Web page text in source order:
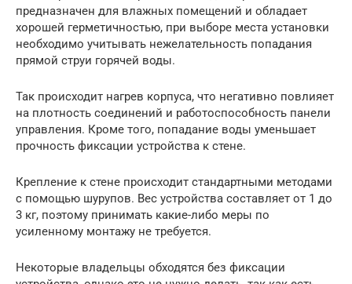
предназначен для влажных помещений и обладает
хорошей герметичностью, при выборе места установки
необходимо учитывать нежелательность попадания
прямой струи горячей воды.
Так происходит нагрев корпуса, что негативно повлияет
на плотность соединений и работоспособность панели
управления. Кроме того, попадание воды уменьшает
прочность фиксации устройства к стене.
Крепление к стене происходит стандартными методами
с помощью шурупов. Вес устройства составляет от 1 до
3 кг, поэтому принимать какие-либо меры по
усиленному монтажу не требуется.
Некоторые владельцы обходятся без фиксации